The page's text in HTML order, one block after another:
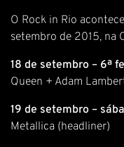
O Rock in Rio
setembro de 2015, na
18 de setembro – 6ª
Queen + Adam
19 de setembro –
Metallica (headliner)